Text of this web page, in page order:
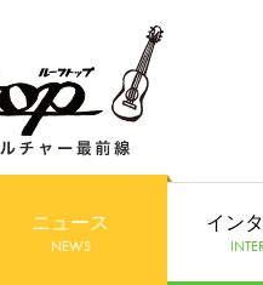
ニュース
NEWS
イン